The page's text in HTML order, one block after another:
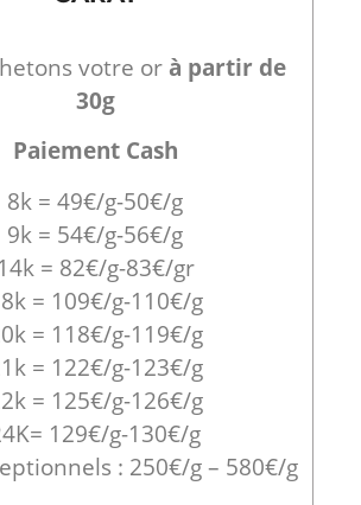
votre orà partir de
30g
Paiement Cash
8k = 49€/g-50€/g
9k = 54€/g-56€/g
14k = 82€/g-83€/gr
= 109€/g-110€/g
= 118€/g-119€/g
= 122€/g-123€/g
= 125€/g-126€/g
129€/g-130€/g
: 250€/g – 580€/g